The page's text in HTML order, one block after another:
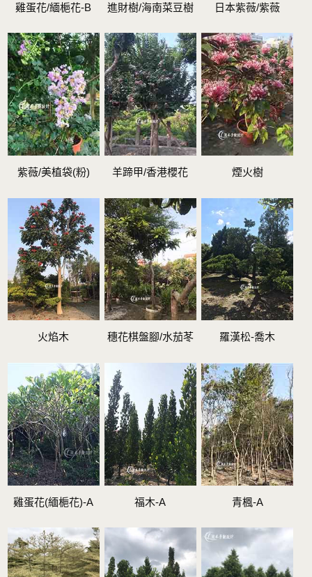
雞蛋花/緬梔花-B 進財樹/海南菜豆樹 日本紫薇/紫薇
紫薇/美植袋(粉) 羊蹄甲/香港櫻花 煙火樹
火焰木 穗花棋盤腳/水茄苳 羅漢松-喬木
雞蛋花(緬梔花)-A 福木-A 青楓-A